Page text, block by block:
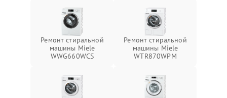
Ремонт стиральной
машины Miele
WWG660WCS
Ремонт стиральной
машины Miele
WTR870WPM